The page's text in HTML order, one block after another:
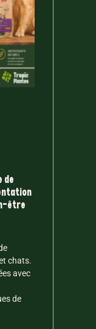
de
être
chats.
avec
de